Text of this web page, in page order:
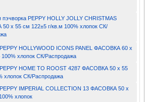
пэчворка PEPPY HOLLY JOLLY CHRISTMAS
x 55 см 122±5 г/кв.м 100% хлопок СК/
HOLLYWOOD ICONS PANEL ФАСОВКА 60 x
100% хлопок СК/Распродажа
HOME TO ROOST 4287 ФАСОВКА 50 x 55
хлопок СК/Распродажа
IMPERIAL COLLECTION 13 ФАСОВКА 50 x
хлопок